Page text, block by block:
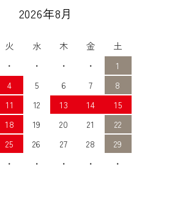
2026年8月
火 水 木 金
土
・ ・ ・ ・
1
4 5 6 7
8
11 12 13 14
15
18 19 20 21
22
25 26 27 28
29
・ ・ ・ ・ ・